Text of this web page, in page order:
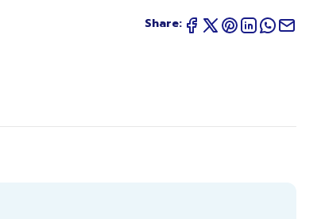
Share: